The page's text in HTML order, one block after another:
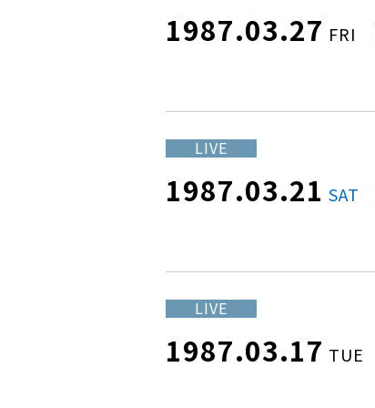
1987.03.27 FRI
LIVE
1987.03.21 SAT
LIVE
1987.03.17 TUE